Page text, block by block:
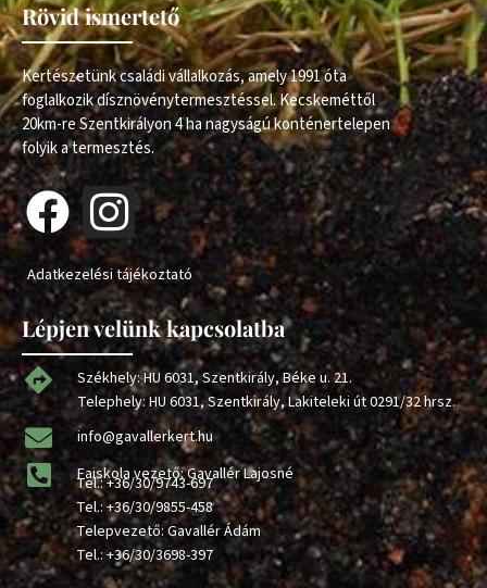
Rövid ismertető
Kertészetünk családi vállalkozás, amely 1991 óta
foglalkozik dísznövénytermesztéssel. Kecskeméttől
20km-re Szentkirályon 4 ha nagyságú konténertelepen
folyik a termesztés.
Adatkezelési tájékoztató
Lépjen velünk kapcsolatba
Székhely: HU 6031, Szentkirály, Béke u. 21.
Telephely: HU 6031, Szentkirály, Lakiteleki út 0291/32 hrsz.
info@gavallerkert.hu
Faiskola vezető: Gavallér Lajosné
Tel.:+36/30/9743-697
Tel.:+36/30/9855-458
Telepvezető: Gavallér Ádám
Tel.:+36/30/3698-397